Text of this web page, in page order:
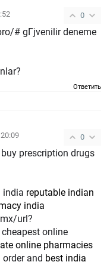
0
# gГјvenilir deneme
Ответить
0
prescription drugs
india reputable indian
india
url?
online
online pharmacies
and best india